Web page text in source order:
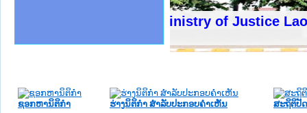
Ministry of Justice Lao PDR
ຊາຊົນ ພາກເໜືອ
ການ
ກາງ
ກໃຕ້
ນຕຳຫຼວດປະຊາຊົນ
ສັນຕິບານປະຊາຊົນ
ກເໜືອ
ຊາຊົນ ພາກກາງ
ຊອກຫານິຕິກໍາ ຮ່າງນິຕິກໍາ ສໍາລັບປະກອບຄໍາເຫັນ ສະຖິຕິປັ